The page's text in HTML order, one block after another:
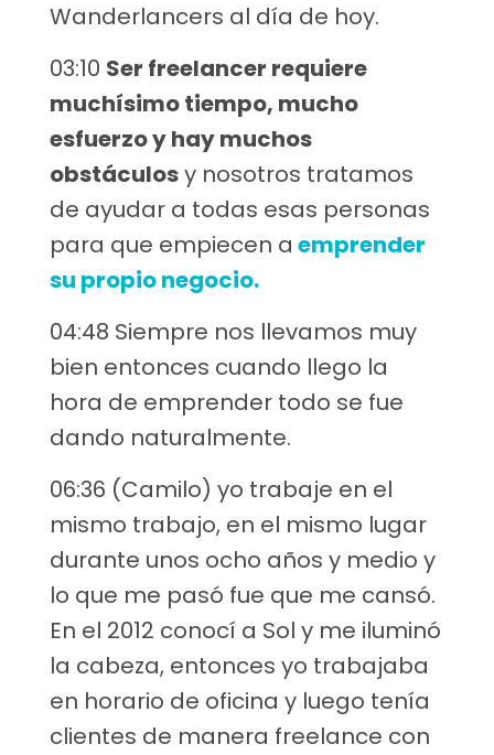
Wanderlancers al día de hoy.
03:10 Ser freelancer requiere
muchísimo tiempo, mucho
esfuerzo y hay muchos
obstáculosy nosotros tratamos
de ayudar a todas esas personas
para que empiecen a emprender
su propio negocio.
04:48 Siempre nos llevamos muy
bien entonces cuando llego la
hora de emprender todo se fue
dando naturalmente.
06:36 (Camilo) yo trabaje en el
mismo trabajo, en el mismo lugar
durante unos ocho años y medio y
lo que me pasó fue que me cansó.
En el 2012 conocí a Sol y me iluminó
la cabeza, entonces yo trabajaba
en horario de oficina y luego tenía
clientes de manera freelance con